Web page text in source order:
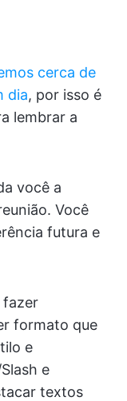
cerca de
dia, por isso é
lembrar a
você a
Você
futura e
fazer
formato que
e
e
textos